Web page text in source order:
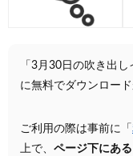
「3月30日の吹き出
に無料でダウンロー
ご利用の際は事前に「
上で、 ページ下にあ